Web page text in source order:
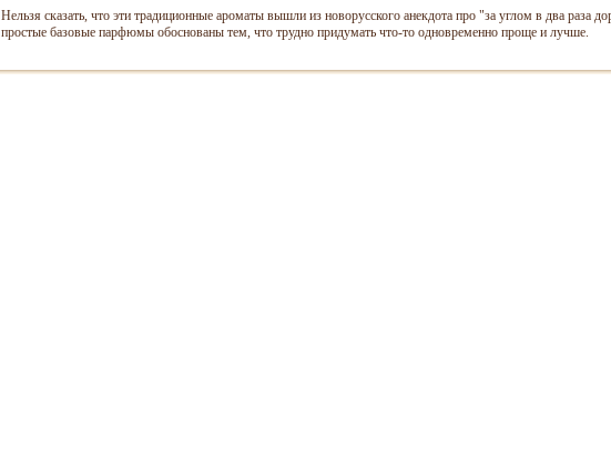
Нельзя сказать, что эти традиционные ароматы вышли из новорусского анекдота про "за углом в два раза
простые базовые парфюмы обоснованы тем, что трудно придумать что-то одновременно проще и лучше.